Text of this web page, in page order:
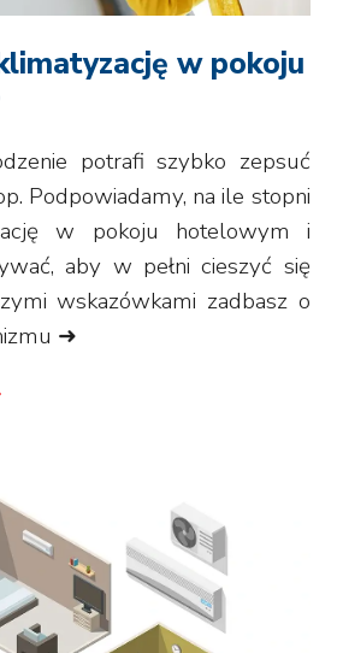
w pokoju
potrafi szybko zepsuć
Podpowiadamy, na ile stopni
w pokoju hotelowym i
aby w pełni cieszyć się
wskazówkami zadbasz o
➜